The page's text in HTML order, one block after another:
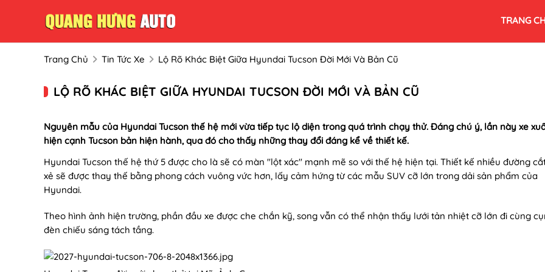
TRANG
Trang Chủ Tin Tức Xe Lộ Rõ Khác Biệt Giữa Hyundai Tucson Đời Mới Và Bản Cũ
LỘ RÕ KHÁC BIỆT GIỮA HYUNDAI TUCSON ĐỜI MỚI VÀ BẢN CŨ
Nguyên mẫu của Hyundai Tucson thế hệ mới vừa tiếp tục lộ diện trong quá trình chạy thử. Đáng chú ý, lần này xe
hiện cạnh Tucson bản hiện hành, qua đó cho thấy những thay đổi đáng kể về thiết kế.
Hyundai Tucson thế hệ thứ 5 được cho là sẽ có màn "lột xác" mạnh mẽ so với thế hệ hiện tại. Thiết kế nhiều đường
xẻ sẽ được thay thế bằng phong cách vuông vức hơn, lấy cảm hứng từ các mẫu SUV cỡ lớn trong dải sản phẩm của
Hyundai.
Theo hình ảnh hiện trường, phần đầu xe được che chắn kỹ, song vẫn có thể nhận thấy lưới tản nhiệt cỡ lớn đi cùng
đèn chiếu sáng tách tầng.